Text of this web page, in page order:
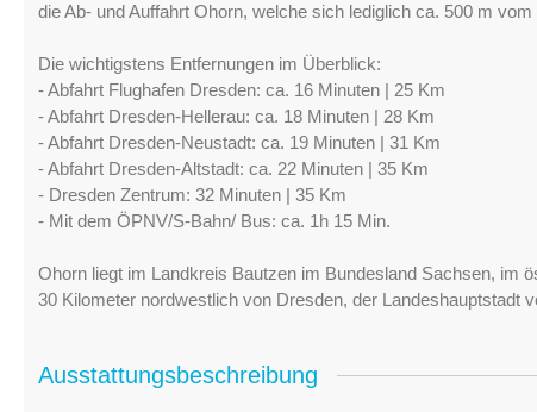
die Ab- und Auffahrt Ohorn, welche sich lediglich ca. 500 m
Die wichtigstens Entfernungen im Überblick:
- Abfahrt Flughafen Dresden: ca. 16 Minuten | 25 Km
- Abfahrt Dresden-Hellerau: ca. 18 Minuten | 28 Km
- Abfahrt Dresden-Neustadt: ca. 19 Minuten | 31 Km
- Abfahrt Dresden-Altstadt: ca. 22 Minuten | 35 Km
- Dresden Zentrum: 32 Minuten | 35 Km
- Mit dem ÖPNV/S-Bahn/ Bus: ca. 1h 15 Min.
Ohorn liegt im Landkreis Bautzen im Bundesland Sachsen, im
30 Kilometer nordwestlich von Dresden, der Landeshauptstadt
Ausstattungsbeschreibung